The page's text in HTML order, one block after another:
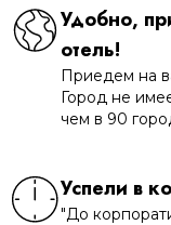
Удобно,
отель!
Приедем на
Город не
чем в 90
Успели в
"До